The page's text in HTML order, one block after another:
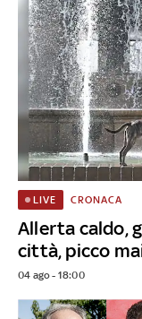
Allerta caldo,
città, picco
LIVE CRONACA
04 ago - 18:00